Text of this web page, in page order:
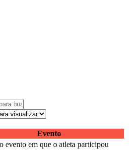
Evento
evento em que o atleta participou